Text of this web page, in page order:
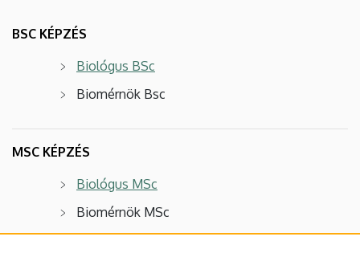
BSC KÉPZÉS
Biológus BSc
Biomérnök Bsc
MSC KÉPZÉS
Biológus MSc
Biomérnök MSc